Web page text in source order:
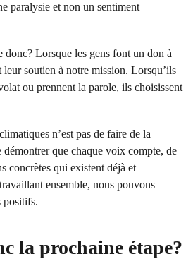
paralysie et non un sentiment
donc? Lorsque les gens font un don à
soutien à notre mission. Lorsqu’ils
ou prennent la parole, ils choisissent
n’est pas de faire de la
que chaque voix compte, de
concrètes qui existent déjà et
ensemble, nous pouvons
positifs.
la prochaine étape?